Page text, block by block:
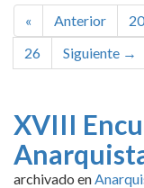
« Anterior 20
26
Siguiente →
XVIII
archivado en